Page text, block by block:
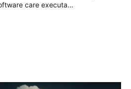
care executa…